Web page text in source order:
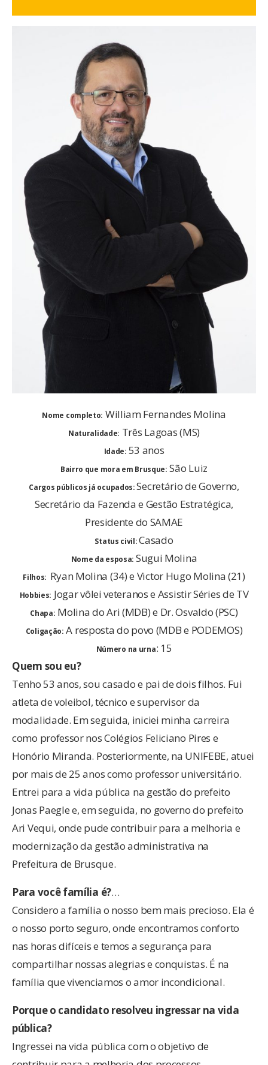
Nome completo: William Fernandes Molina
Naturalidade: Três Lagoas (MS)
Idade: 53 anos
Bairro que mora em Brusque: São Luiz
Cargos públicos já ocupados:Secretário de Governo,
Secretário da Fazenda e Gestão Estratégica,
Presidente do SAMAE
Status civil:Casado
Nome da esposa: Sugui Molina
Filhos: Ryan Molina (34) e Victor Hugo Molina (21)
Hobbies: Jogar vôlei veteranos e Assistir Séries de TV
Chapa: Molina do Ari (MDB) e Dr. Osvaldo (PSC)
Coligação: A resposta do povo (MDB e PODEMOS)
Número na urna: 15
Quem sou eu?
Tenho 53 anos, sou casado e pai de dois filhos. Fui
atleta de voleibol, técnico e supervisor da
modalidade. Em seguida, iniciei minha carreira
como professor nos Colégios Feliciano Pires e
Honório Miranda. Posteriormente, na UNIFEBE, atuei
por mais de 25 anos como professor universitário.
Entrei para a vida pública na gestão do prefeito
Jonas Paegle e, em seguida, no governo do prefeito
Ari Vequi, onde pude contribuir para a melhoria e
modernização da gestão administrativa na
Prefeitura de Brusque.
Para você família é?…
Considero a família o nosso bem mais precioso. Ela é
o nosso porto seguro, onde encontramos conforto
nas horas difíceis e temos a segurança para
compartilhar nossas alegrias e conquistas. É na
família que vivenciamos o amor incondicional.
Porque o candidato resolveu ingressar na vida
pública?
Ingressei na vida pública com o objetivo de